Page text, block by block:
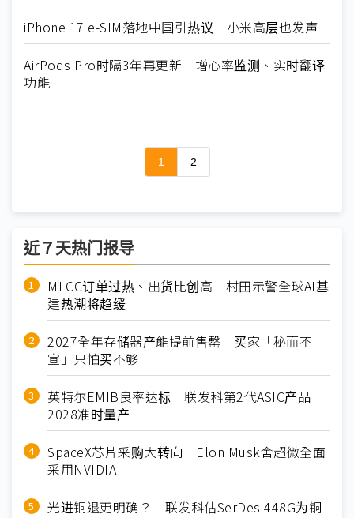
iPhone 17 e-SIM落地中国引热议 小米高层也发声
AirPods Pro时隔3年再更新 增心率监测、实时翻译
功能
1 2
近７天热门报导
MLCC订单过热、出货比创高 村田示警全球AI基
建热潮将趋缓
2027全年存储器产能提前售罄 买家「秘而不
宣」只怕买不够
英特尔EMIB良率达标 联发科第2代ASIC产品
2028准时量产
SpaceX芯片采购大转向 Elon Musk舍超微全面
采用NVIDIA
光进铜退更明确？ 联发科估SerDes 448G为铜